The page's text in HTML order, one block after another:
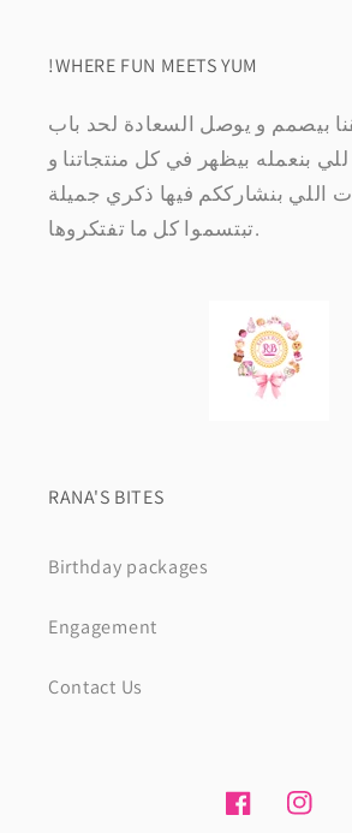
!WHERE FUN MEETS YUM
و فريقنا بيصمم و يوصل السعادة لحد باب
للي بنعمله بيظهر في كل منتجاتنا و
اللي بنشارككم فيها ذكري جميلة
تبتسموا كل ما تفتكروها.
RANA'S BITES
Birthday packages
Engagement
Contact Us
Facebook